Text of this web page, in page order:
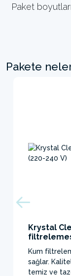
Paket
Pakete
Krystal
Kum
sağlar.
temiz ve